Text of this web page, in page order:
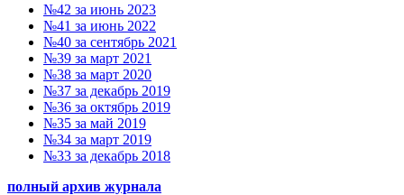
№42 за июнь 2023
№41 за июнь 2022
№40 за сентябрь 2021
№39 за март 2021
№38 за март 2020
№37 за декабрь 2019
№36 за октябрь 2019
№35 за май 2019
№34 за март 2019
№33 за декабрь 2018
полный архив журнала